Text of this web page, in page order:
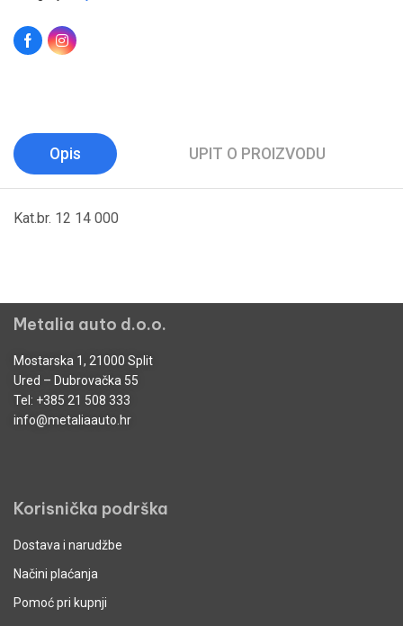
Opis UPIT O PROIZVODU
Kat.br. 12 14 000
Metalia auto d.o.o.
Mostarska 1, 21000 Split
Ured – Dubrovačka 55
Tel: +385 21 508 333
info@metaliaauto.hr
Korisnička podrška
Dostava i narudžbe
Načini plaćanja
Pomoć pri kupnji